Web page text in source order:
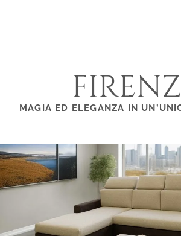
MAGIA ED ELEGANZA IN